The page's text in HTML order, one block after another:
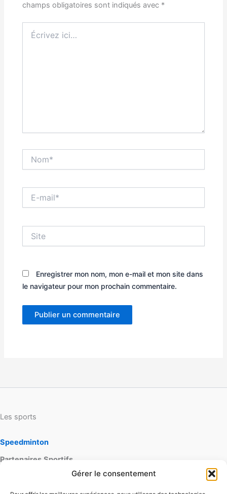
Gérer le consentement
champs obligatoires sont indiqués avec *
ici…
mail*
Enregistrer mon nom, mon e-mail et mon site dans
le navigateur pour mon prochain commentaire.
Les sports
Speedminton
Partenaires Sportifs